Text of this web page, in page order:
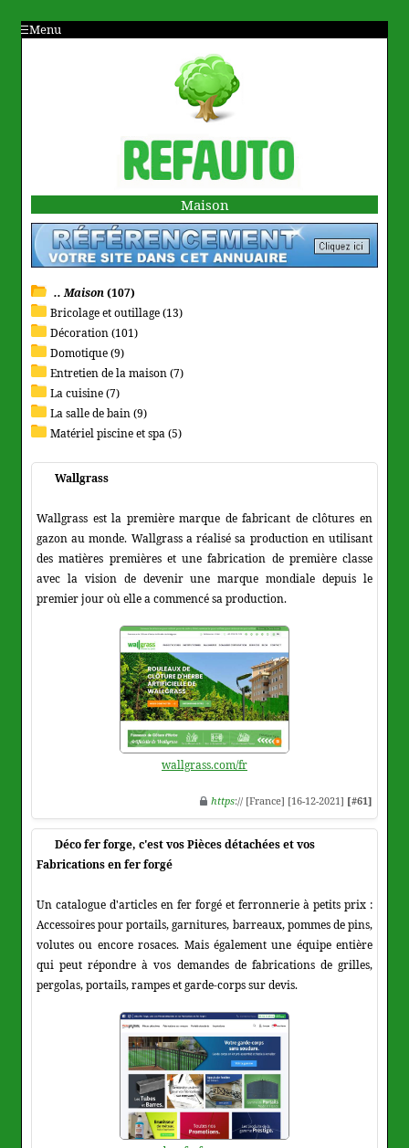
Menu
Maison
.. Maison(107)
Bricolage et outillage (13)
Décoration (101)
Domotique (9)
Entretien de la maison (7)
La cuisine (7)
La salle de bain (9)
Matériel piscine et spa (5)
Wallgrass
Wallgrass est la première marque de fabricant de clôtures en
gazon au monde. Wallgrass a réalisé sa production en utilisant
des matières premières et une fabrication de première classe
avec la vision de devenir une marque mondiale depuis le
premier jour où elle a commencé sa production.
wallgrass.com/fr
https:// [France] [16-12-2021] [#61]
Déco fer forge, c'est vos Pièces détachées et vos
Fabrications en fer forgé
Un catalogue d'articles en fer forgé et ferronnerie à petits prix :
Accessoires pour portails, garnitures, barreaux, pommes de pins,
volutes ou encore rosaces. Mais également une équipe entière
qui peut répondre à vos demandes de fabrications de grilles,
pergolas, portails, rampes et garde-corps sur devis.